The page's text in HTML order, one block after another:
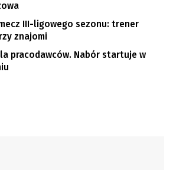
III-ligowego sezonu: trener
znajomi
pracodawców. Nabór startuje w